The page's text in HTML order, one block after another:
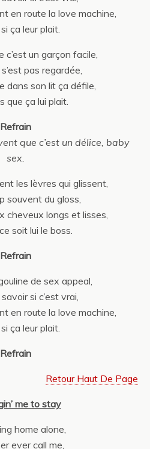
en route la love machine,
ça leur plait.
c’est un garçon facile,
pas regardée,
dans son lit ça défile,
que ça lui plait.
Refrain
que c’est un délice, baby
sex.
les lèvres qui glissent,
souvent du gloss,
cheveux longs et lisses,
soit lui le boss.
Refrain
de sex appeal,
si c’est vrai,
en route la love machine,
ça leur plait.
Refrain
Retour Haut De Page
me to stay
home alone,
ever call me,